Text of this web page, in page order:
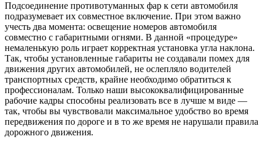
Подсоединение противотуманных фар к сети автомобиля
подразумевает их совместное включение. При этом важно
учесть два момента: освещение номеров автомобиля
совместно с габаритными огнями. В данной «процедуре»
немаленькую роль играет корректная установка угла наклона.
Так, чтобы установленные габариты не создавали помех для
движения других автомобилей, не ослепляло водителей
транспортных средств, крайне необходимо обратиться к
профессионалам. Только наши высококвалифицированные
рабочие кадры способны реализовать все в лучше м виде —
так, чтобы вы чувствовали максимальное удобство во время
передвижения по дороге и в то же время не нарушали правила
дорожного движения.